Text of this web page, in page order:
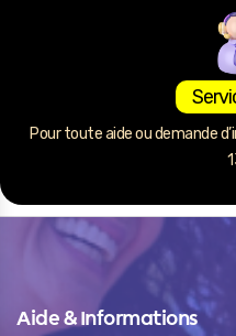
Pour toute aide ou demande
Aide & Informations